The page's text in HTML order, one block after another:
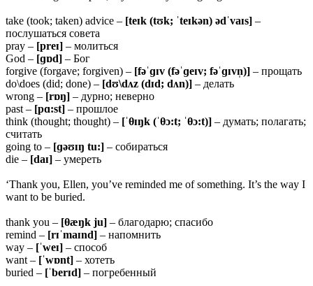
take (took; taken) advice – [teɪk (tʊk; ˈteɪkən) ədˈvaɪs] –
послушаться совета
pray – [preɪ] – молиться
God – [ɡɒd] – Бог
forgive (forgave; forgiven) – [fəˈɡɪv (fəˈɡeɪv; fəˈɡɪvn̩)] – прощать
do\does (did; done) – [dʊ\dʌz (dɪd; dʌn)] – делать
wrong – [rɒŋ] – дурно; неверно
past – [pɑ:st] – прошлое
think (thought; thought) – [ˈθɪŋk (ˈθɔ:t; ˈθɔ:t)] – думать; полагать;
считать
going to – [ɡəʊɪŋ tu:] – собираться
die – [daɪ] – умереть
‘Thank you, Ellen, you’ve reminded me of something. It’s the way I
want to be buried.
thank you – [θæŋk ju] – благодарю; спасибо
remind – [rɪˈmaɪnd] – напомнить
way – [ˈweɪ] – способ
want – [ˈwɒnt] – хотеть
buried – [ˈberɪd] – погребенный